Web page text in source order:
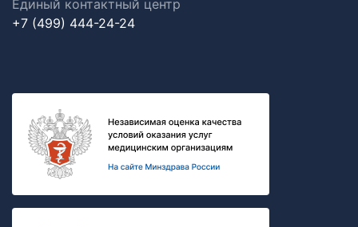
Единый контактный центр
+7 (499) 444-24-24